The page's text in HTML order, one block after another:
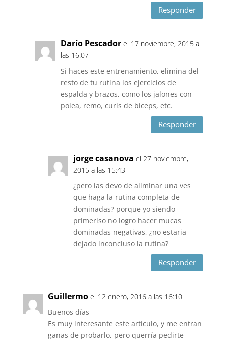
Responder
Darío Pescador el 17 noviembre, 2015 a
las 16:07
Si haces este entrenamiento, elimina del
resto de tu rutina los ejercicios de
espalda y brazos, como los jalones con
polea, remo, curls de bíceps, etc.
Responder
jorge casanova el 27 noviembre,
2015 a las 15:43
¿pero las devo de aliminar una ves
que haga la rutina completa de
dominadas? porque yo siendo
primeriso no logro hacer mucas
dominadas negativas, ¿no estaria
dejado inconcluso la rutina?
Responder
Guillermo el 12 enero, 2016 a las 16:10
Buenos días
Es muy interesante este artículo, y me entran
ganas de probarlo, pero querría pedirte